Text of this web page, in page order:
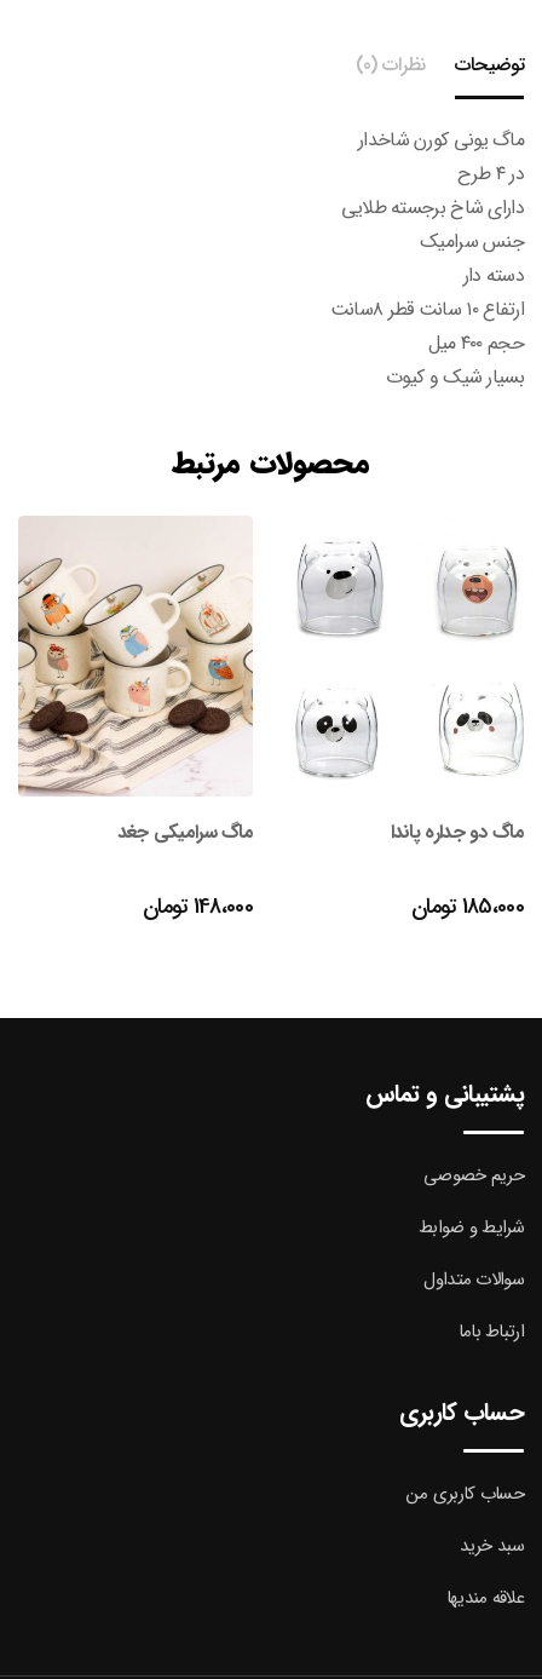
توضیحات نظرات (0)
ماگ یونی کورن شاخدار
در ۴ طرح
دارای شاخ برجسته طلایی
جنس سرامیک
دسته دار
ارتفاع ۱۰ سانت قطر ۸سانت
حجم ۴۰۰ میل
بسیار شیک و کیوت
محصولات مرتبط
ماگ دو جداره پاندا
185،000تومان
ماگ سرامیکی جغد
148،000تومان
پشتیبانی و تماس
حریم خصوصی
شرایط و ضوابط
سوالات متداول
ارتباط باما
حساب کاربری
حساب کاربری من
سبد خرید
علاقه مندیها